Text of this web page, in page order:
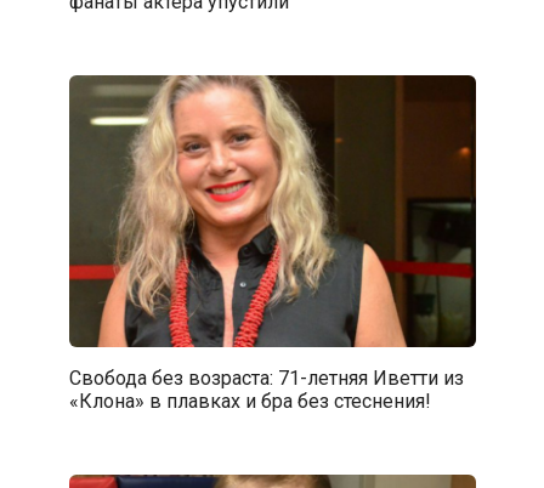
Свобода без возраста: 71-летняя Иветти из
«Клона» в плавках и бра без стеснения!